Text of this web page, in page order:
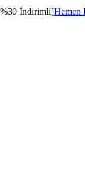
İndirimli]Hemen